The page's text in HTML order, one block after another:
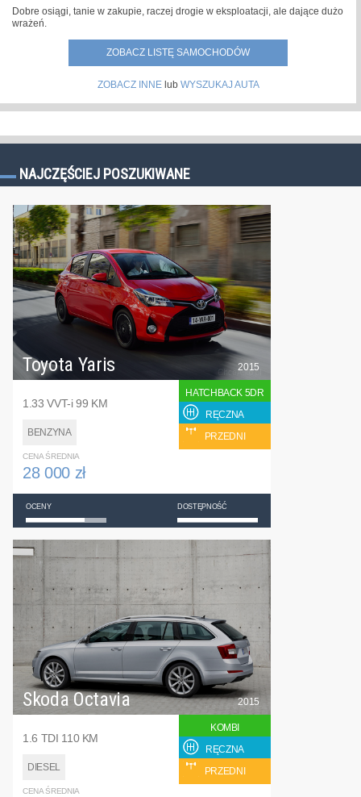
Dobre osiągi, tanie w zakupie, raczej drogie w eksploatacji, ale dające dużo
wrażeń.
ZOBACZ LISTĘ SAMOCHODÓW
ZOBACZ INNElub WYSZUKAJ AUTA
NAJCZĘŚCIEJ POSZUKIWANE
Toyota Yaris
1.33 VVT-i 99 KM
BENZYNA
2015
HATCHBACK 5DR
RĘCZNA
PRZEDNI
CENA ŚREDNIA
28 000 zł
OCENY DOSTĘPNOŚĆ
Skoda Octavia
1.6 TDI 110 KM
DIESEL
2015
KOMBI
RĘCZNA
PRZEDNI
CENA ŚREDNIA